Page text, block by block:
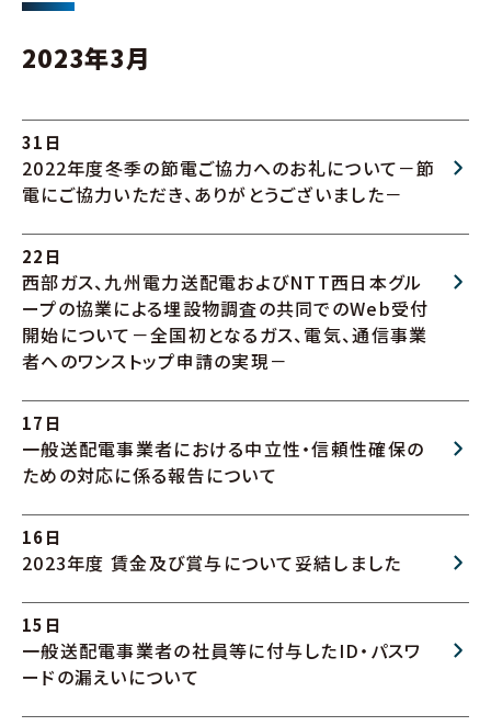
2023年3月
31日
2022年度冬季の節電ご協力へのお礼について－節
電にご協力いただき、ありがとうございました－
22日
西部ガス、九州電力送配電およびNTT西日本グル
ープの協業による埋設物調査の共同でのWeb受付
開始について－全国初となるガス、電気、通信事業
者へのワンストップ申請の実現－
17日
一般送配電事業者における中立性・信頼性確保の
ための対応に係る報告について
16日
2023年度 賃金及び賞与について妥結しました
15日
一般送配電事業者の社員等に付与したID・パスワ
ードの漏えいについて